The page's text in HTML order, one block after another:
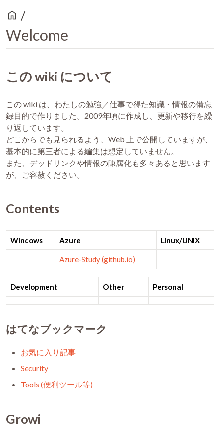
home /
Welcome
この wiki について
この wiki は、わたしの勉強／仕事で得た知識・情報の備忘
録目的で作りました。2009年頃に作成し、更新や移行を繰
り返しています。
どこからでも見られるよう、Web 上で公開していますが、
基本的に第三者による編集は想定していません。
また、デッドリンクや情報の陳腐化も多々あると思います
が、ご容赦ください。
Contents
Windows Azure Linux/UNIX
Azure-Study (github.io)
Development Other Personal
はてなブックマーク
お気に入り記事
Security
Tools (便利ツール等)
Growi